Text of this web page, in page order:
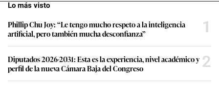
Lo más visto
Phillip Chu Joy: “Le tengo mucho respeto a la inteligencia
artificial, pero también mucha desconfianza”
1
Diputados 2026-2031: Esta es la experiencia, nivel académico y
perfil de la nueva Cámara Baja del Congreso
2